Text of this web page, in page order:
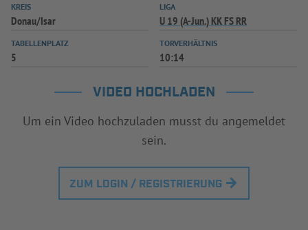
KREIS
Donau/Isar
LIGA
U 19 (A-Jun.) KK FS RR
TABELLENPLATZ
5
TORVERHÄLTNIS
10:14
VIDEO HOCHLADEN
Um ein Video hochzuladen musst du angemeldet
sein.
ZUM LOGIN / REGISTRIERUNG